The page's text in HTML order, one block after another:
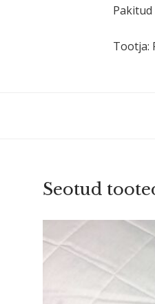
Tootja:
Seotud